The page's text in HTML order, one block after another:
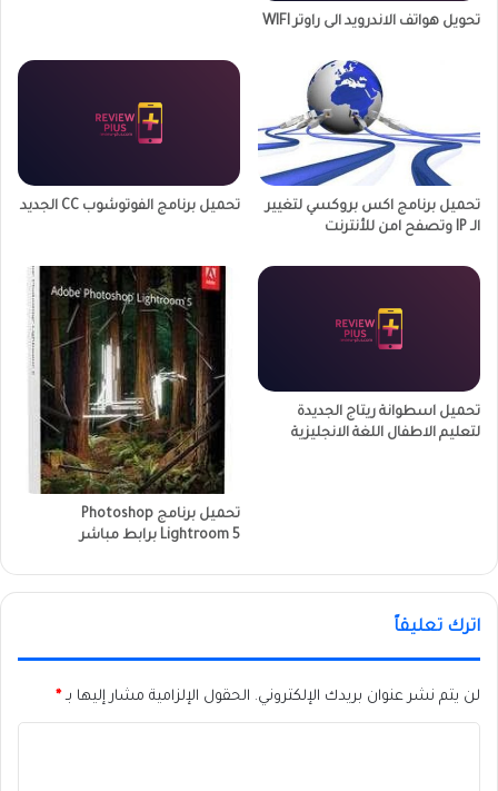
تحويل هواتف الاندرويد الى راوتر WIFI
تحميل برنامج اكس بروكسي لتغيير
الـ IP وتصفح امن للأنترنت
تحميل برنامج الفوتوشوب CC الجديد
تحميل اسطوانة ريتاج الجديدة
لتعليم الاطفال اللغة الانجليزية
تحميل برنامج Photoshop
Lightroom 5 برابط مباشر
اترك تعليقاً
لن يتم نشر عنوان بريدك الإلكتروني. الحقول الإلزامية مشار إليها بـ*